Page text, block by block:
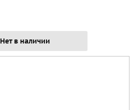
Нет в наличии